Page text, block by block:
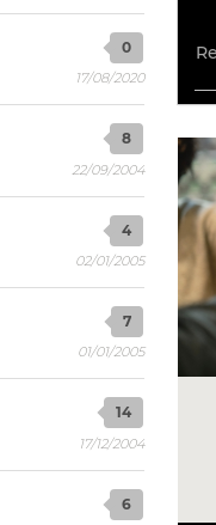
0
17/08/2020
8
22/09/2004
4
02/01/2005
7
01/01/2005
14
17/12/2004
6